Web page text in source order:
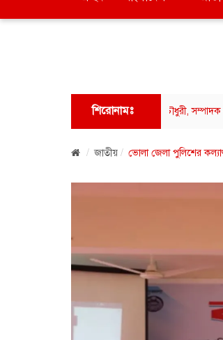
শিরোনামঃ
সাংবাদিক ফোরামের সভাপতি সুমন চৌধুরী, সম্পাদক সাঈদ
জাতীয় ভোলা জেলা পুলিশের